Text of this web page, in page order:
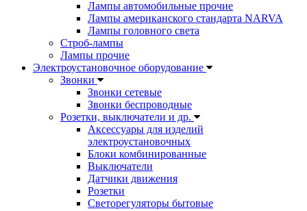
Лампы автомобильные прочие
Лампы американского стандарта NARVA
Лампы головного света
Строб-лампы
Лампы прочие
Электроустановочное оборудование
Звонки
Звонки сетевые
Звонки беспроводные
Розетки, выключатели и др.
Аксессуары для изделий
электроустановочных
Блоки комбинированные
Выключатели
Датчики движения
Розетки
Светорегуляторы бытовые